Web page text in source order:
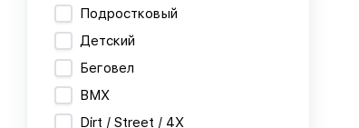
Подростковый
Детский
Беговел
BMX
Dirt / Street / 4X